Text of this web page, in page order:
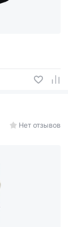
Нет отзывов